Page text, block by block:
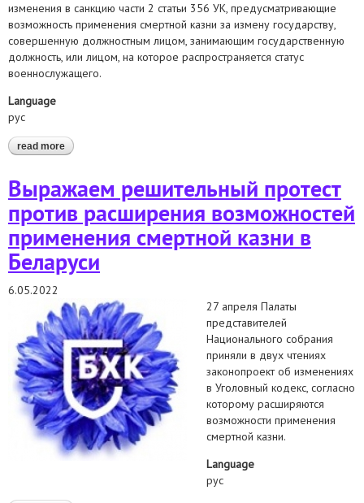
изменения в санкцию части 2 статьи 356 УК, предусматривающие
возможность применения смертной казни за измену государству,
совершенную должностным лицом, занимающим государственную
должность, или лицом, на которое распространяется статус
военнослужащего.
Language
рус
read more about обращение в специальные процедуры оон в связи с
принятием законопроекта, предусматривающего
Выражаем решительный протест
против расширения возможностей
применения смертной казни в
Беларуси
6.05.2022
27 апреля Палаты
представителей
Национального собрания
приняли в двух чтениях
законопроект об изменениях
в Уголовный кодекс, согласно
которому расширяются
возможности применения
смертной казни.
Language
рус